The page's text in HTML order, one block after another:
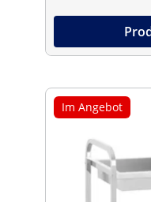
Im Angebot